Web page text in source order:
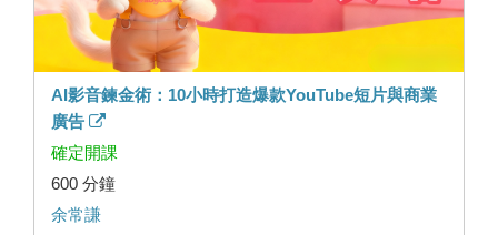
AI影音鍊金術：10小時打造爆款YouTube短片與商業
廣告
確定開課
600 分鐘
余常謙